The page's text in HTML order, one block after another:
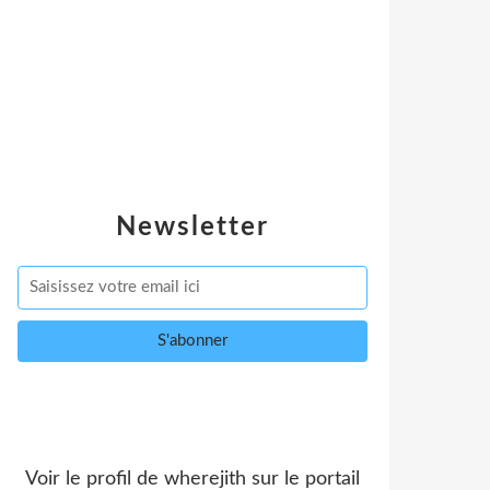
Newsletter
Voir le profil de wherejith sur le portail